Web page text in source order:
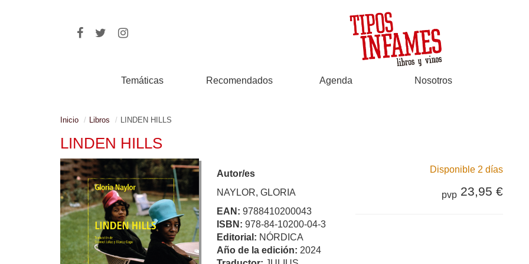
Temáticas Recomendados Agenda Nosotros
Inicio Libros LINDEN HILLS
LINDEN HILLS
Autor/es
NAYLOR, GLORIA
EAN: 9788410200043
ISBN: 978-84-10200-04-3
Editorial: NÓRDICA
Año de la edición: 2024
Disponible 2 días
pvp 23,95 €